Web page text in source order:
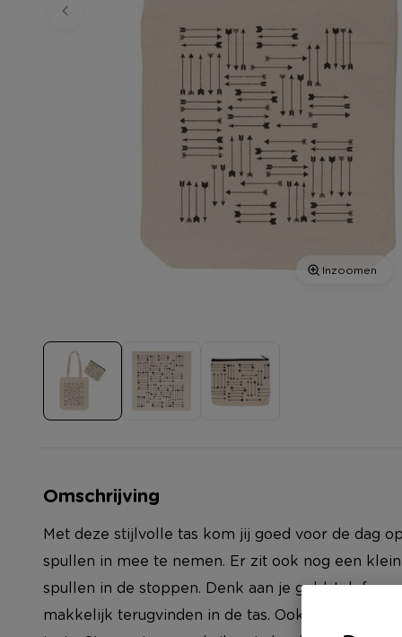
Inzoomen
Omschrijving
Met deze stijlvolle tas kom jij goed voor de dag
spullen in mee te nemen. Er zit ook nog een
spullen in de stoppen. Denk aan je geld, telefoon
makkelijk terugvinden in de tas. Ook als je naar